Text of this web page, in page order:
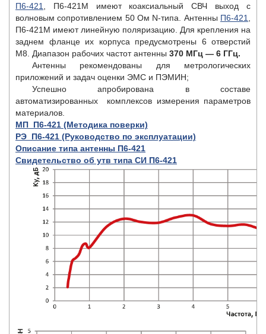
П6-421
, П6-421М имеют коаксиальный СВЧ выход с
волновым сопротивлением 50 Ом N-типа. Антенны П6-421
П6-421М имеют линейную поляризацию. Для крепления на
заднем фланце их корпуса предусмотрены 6 отверстий
М8. Диапазон рабочих частот антенны 370 МГц — 6 ГГц.
Антенны рекомендованы для метрологических
приложений и задач оценки ЭМС и ПЭМИН;
Успешно апробирована в составе
автоматизированных комплексов измерения параметров
материалов.
МП_П6-421 (Методика поверки)
РЭ_П6-421 (Руководство по эксплуатации)
Описание типа антенны П6-421
Свидетельство об утв типа СИ П6-421